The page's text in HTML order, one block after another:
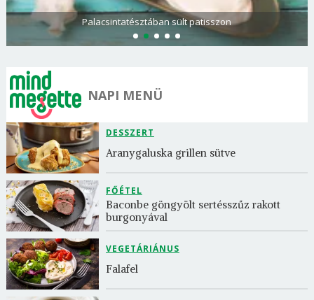
Paradicsomos rakott krumpli darált hússal
NAPI MENÜ
DESSZERT
Aranygaluska grillen sütve
FŐÉTEL
Baconbe göngyölt sertésszűz rakott
burgonyával
VEGETÁRIÁNUS
Falafel